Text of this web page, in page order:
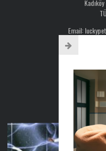
Email:
Sosyal Medya:
Tel :